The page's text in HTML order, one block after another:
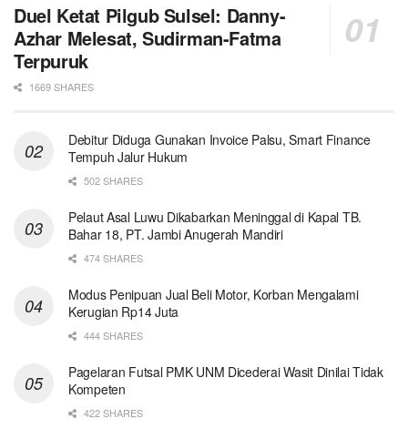
Duel Ketat Pilgub Sulsel: Danny-
Azhar Melesat, Sudirman-Fatma
Terpuruk
1669 SHARES
Debitur Diduga Gunakan Invoice Palsu, Smart Finance
Tempuh Jalur Hukum
502 SHARES
Pelaut Asal Luwu Dikabarkan Meninggal di Kapal TB.
Bahar 18, PT. Jambi Anugerah Mandiri
474 SHARES
Modus Penipuan Jual Beli Motor, Korban Mengalami
Kerugian Rp14 Juta
444 SHARES
Pagelaran Futsal PMK UNM Dicederai Wasit Dinilai Tidak
Kompeten
422 SHARES